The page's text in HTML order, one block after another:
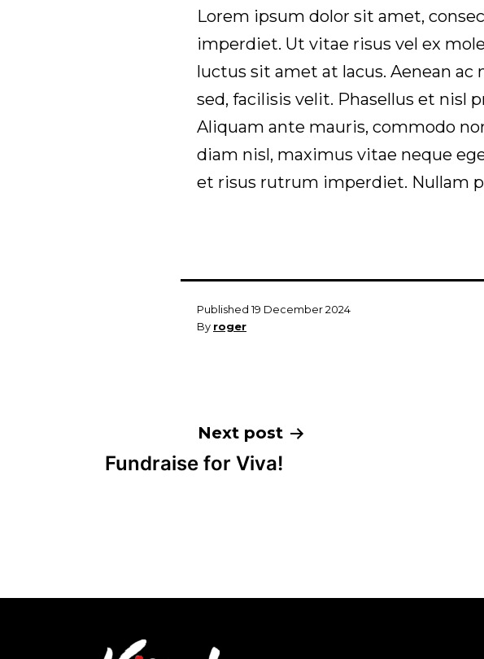
Lorem ipsum dolor sit amet,
imperdiet. Ut vitae risus vel ex
luctus sit amet at lacus. Aenean ac
sed, facilisis velit. Phasellus et nisl
Aliquam ante mauris, commodo
diam nisl, maximus vitae neque
et risus rutrum imperdiet. Nullam
Published 19 December 2024
By roger
navigation
Next post
Fundraise for Viva!